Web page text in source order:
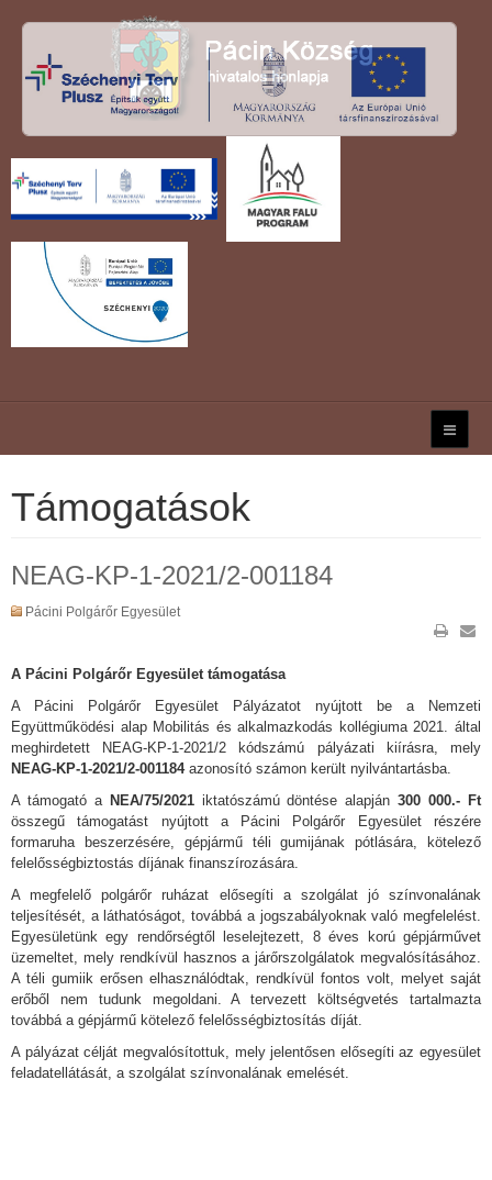
Támogatások
NEAG-KP-1-2021/2-001184
Pácini Polgárőr Egyesület
A Pácini Polgárőr Egyesület támogatása
A Pácini Polgárőr Egyesület Pályázatot nyújtott be a Nemzeti
Együttműködési alap Mobilitás és alkalmazkodás kollégiuma 2021. által
meghirdetett NEAG-KP-1-2021/2 kódszámú pályázati kiírásra, mely
NEAG-KP-1-2021/2-001184azonosító számon került nyilvántartásba.
A támogató a NEA/75/2021iktatószámú döntése alapján300 000.- Ft
összegű támogatást nyújtott a Pácini Polgárőr Egyesület részére
formaruha beszerzésére, gépjármű téli gumijának pótlására, kötelező
felelősségbiztostás díjának finanszírozására.
A megfelelő polgárőr ruházat elősegíti a szolgálat jó színvonalának
teljesítését, a láthatóságot, továbbá a jogszabályoknak való megfelelést.
Egyesületünk egy rendőrségtől leselejtezett, 8 éves korú gépjárművet
üzemeltet, mely rendkívül hasznos a járőrszolgálatok megvalósításához.
A téli gumiik erősen elhasználódtak, rendkívül fontos volt, melyet saját
erőből nem tudunk megoldani. A tervezett költségvetés tartalmazta
továbbá a gépjármű kötelező felelősségbiztosítás díját.
A pályázat célját megvalósítottuk, mely jelentősen elősegíti az egyesület
feladatellátását, a szolgálat színvonalának emelését.